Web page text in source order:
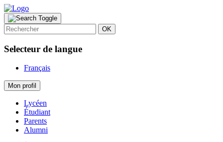
OK
Selecteur de langue
Français
Mon profil
Lycéen
Étudiant
Parents
Alumni